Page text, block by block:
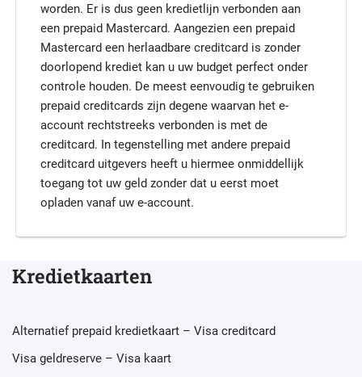
worden. Er is dus geen kredietlijn verbonden aan
een prepaid Mastercard. Aangezien een prepaid
Mastercard een herlaadbare creditcard is zonder
doorlopend krediet kan u uw budget perfect onder
controle houden. De meest eenvoudig te gebruiken
prepaid creditcards zijn degene waarvan het e-
account rechtstreeks verbonden is met de
creditcard. In tegenstelling met andere prepaid
creditcard uitgevers heeft u hiermee onmiddellijk
toegang tot uw geld zonder dat u eerst moet
opladen vanaf uw e-account.
Kredietkaarten
Alternatief prepaid kredietkaart – Visa creditcard
Visa geldreserve – Visa kaart